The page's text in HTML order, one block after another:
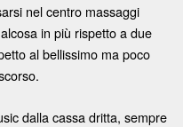
nel centro massaggi
in più rispetto a due
al bellissimo ma poco
dalla cassa dritta, sempre